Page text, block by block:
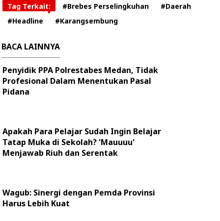
Tag Terkait: #Brebes Perselingkuhan
#Daerah
#Headline
#Karangsembung
BACA LAINNYA
Penyidik PPA Polrestabes Medan, Tidak
Profesional Dalam Menentukan Pasal
Pidana
Apakah Para Pelajar Sudah Ingin Belajar
Tatap Muka di Sekolah? 'Mauuuu'
Menjawab Riuh dan Serentak
Wagub: Sinergi dengan Pemda Provinsi
Harus Lebih Kuat